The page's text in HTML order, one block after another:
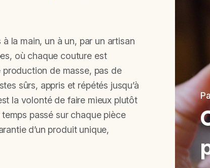
la main, un à un, par un artisan
où chaque couture est
de masse, pas de
sûrs, appris et répétés jusqu’à
la volonté de faire mieux plutôt
passé sur chaque pièce
d’un produit unique,